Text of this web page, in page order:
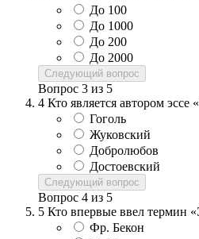
До 100
До 1000
До 200
До 2000
Следующий вопрос
Вопрос 3 из 5
4 Кто является автором
Гоголь
Жуковский
Добролюбов
Достоевский
Следующий вопрос
Вопрос 4 из 5
5 Кто впервые ввел термин
Фр. Бекон